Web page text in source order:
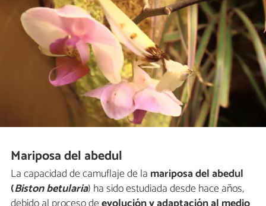
Mariposa del abedul
La capacidad de camuflaje de la mariposa del abedul
(Biston betularia) ha sido estudiada desde hace años,